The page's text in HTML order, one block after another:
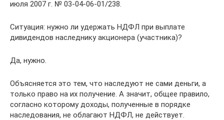
июля 2007 г. № 03-04-06-01/238.
Ситуация: нужно ли удержать НДФЛ при выплате
дивидендов наследнику акционера (участника)?
Да, нужно.
Объясняется это тем, что наследуют не сами деньги, а
только право на их получение. А значит, общее правило,
согласно которому доходы, полученные в порядке
наследования, не облагают НДФЛ, не действует.